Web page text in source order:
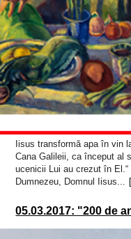
Iisus transformă apa în vin
Cana Galileii, ca început al
ucenicii Lui au crezut în
Dumnezeu, Domnul Iisus...
05.03.2017: "200 de